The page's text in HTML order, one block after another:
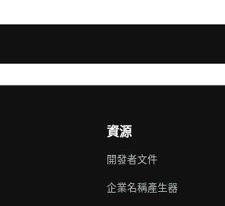
資源
開發者文件
企業名稱產生器